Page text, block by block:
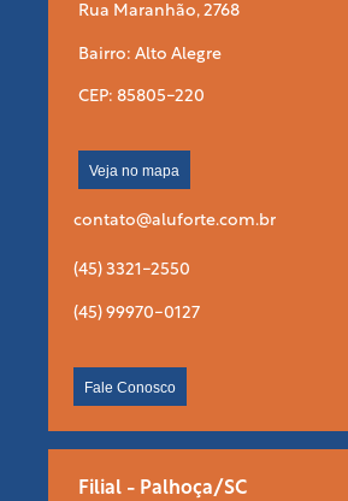
Rua Maranhão, 2768
Bairro: Alto Alegre
CEP: 85805-220
Veja no mapa
contato@aluforte.com.br
(45) 3321-2550
(45) 99970-0127
Fale Conosco
Filial - Palhoça/SC